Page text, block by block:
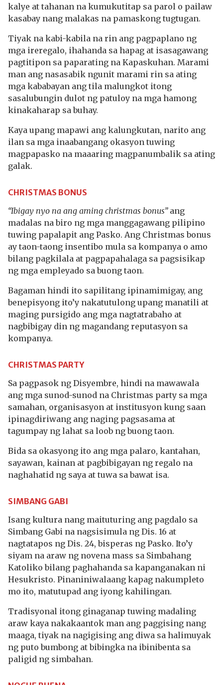
kalye at tahanan na kumukutitap sa parol o pailaw
kasabay nang malakas na pamaskong tugtugan.
Tiyak na kabi-kabila na rin ang pagpaplano ng
mga ireregalo, ihahanda sa hapag at isasagawang
pagtitipon sa paparating na Kapaskuhan. Marami
man ang nasasabik ngunit marami rin sa ating
mga kababayan ang tila malungkot itong
sasalubungin dulot ng patuloy na mga hamong
kinakaharap sa buhay.
Kaya upang mapawi ang kalungkutan, narito ang
ilan sa mga inaabangang okasyon tuwing
magpapasko na maaaring magpanumbalik sa ating
galak.
CHRISTMAS BONUS
“Ibigay nyo na ang aming christmas bonus”ang
madalas na biro ng mga manggagawang pilipino
tuwing papalapit ang Pasko. Ang Christmas bonus
ay taon-taong insentibo mula sa kompanya o amo
bilang pagkilala at pagpapahalaga sa pagsisikap
ng mga empleyado sa buong taon.
Bagaman hindi ito sapilitang ipinamimigay, ang
benepisyong ito’y nakatutulong upang manatili at
maging pursigido ang mga nagtatrabaho at
nagbibigay din ng magandang reputasyon sa
kompanya.
CHRISTMAS PARTY
Sa pagpasok ng Disyembre, hindi na mawawala
ang mga sunod-sunod na Christmas party sa mga
samahan, organisasyon at institusyon kung saan
ipinagdiriwang ang naging pagsasama at
tagumpay ng lahat sa loob ng buong taon.
Bida sa okasyong ito ang mga palaro, kantahan,
sayawan, kainan at pagbibigayan ng regalo na
naghahatid ng saya at tuwa sa bawat isa.
SIMBANG GABI
Isang kultura nang maituturing ang pagdalo sa
Simbang Gabi na nagsisimula ng Dis. 16 at
nagtatapos ng Dis. 24, bisperas ng Pasko. Ito’y
siyam na araw ng novena mass sa Simbahang
Katoliko bilang paghahanda sa kapanganakan ni
Hesukristo. Pinaniniwalaang kapag nakumpleto
mo ito, matutupad ang iyong kahilingan.
Tradisyonal itong ginaganap tuwing madaling
araw kaya nakakaantok man ang paggising nang
maaga, tiyak na nagigising ang diwa sa halimuyak
ng puto bumbong at bibingka na ibinibenta sa
paligid ng simbahan.